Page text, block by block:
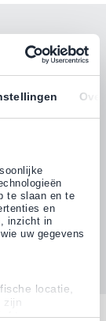
Over
te slaan en te
en
inzicht in
uw gegevens
locatie,
te scannen
dem
Abonnieren